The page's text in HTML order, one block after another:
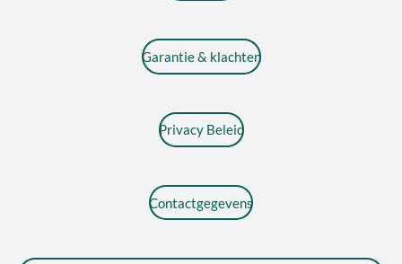
Garantie & klachten
Privacy Beleid
Contactgegevens